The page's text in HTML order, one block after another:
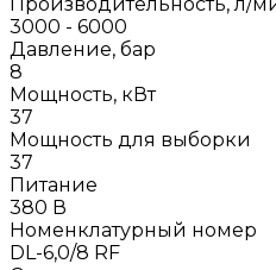
3000 - 6000
Давление, бар
8
Мощность, кВт
37
Мощность для выборки
37
Питание
380 В
Номенклатурный номер
DL-6,0/8 RF